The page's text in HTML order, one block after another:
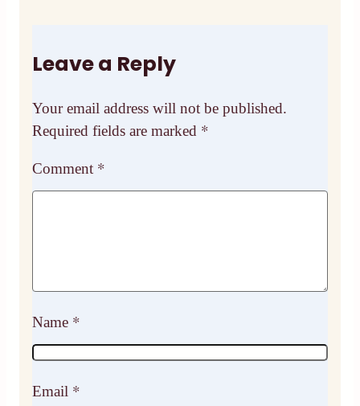
Leave a Reply
Your email address will not be published.
Required fields are marked *
Comment *
Name *
Email *